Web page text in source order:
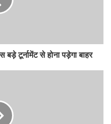
टूर्नामेंट से होना पड़ेगा बाहर